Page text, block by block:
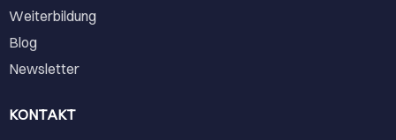
Weiterbildung
Blog
Newsletter
KONTAKT